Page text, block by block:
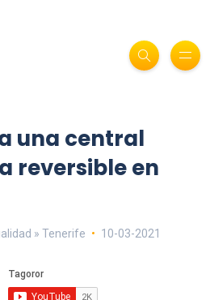
una central
reversible en
» Tenerife 10-03-2021